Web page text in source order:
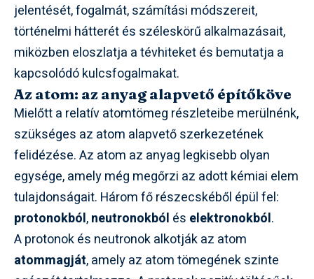
jelentését, fogalmát, számítási módszereit,
történelmi hátterét és széleskörű alkalmazásait,
miközben eloszlatja a tévhiteket és bemutatja a
kapcsolódó kulcsfogalmakat.
Az atom: az anyag alapvető építőköve
Mielőtt a relatív atomtömeg részleteibe merülnénk,
szükséges az atom alapvető szerkezetének
felidézése. Az atom az anyag legkisebb olyan
egysége, amely még megőrzi az adott kémiai elem
tulajdonságait. Három fő részecskéből épül fel:
protonokból,neutronokból és elektronokból.
A protonok és neutronok alkotják az atom
atommagját, amely az atom tömegének szinte